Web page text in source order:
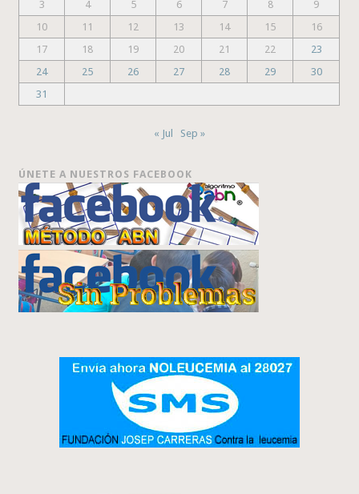
3
4 5 6 7 8
9
10
11 12 13 14 15
16
17
18 19 20 21 22
23
24
25 26 27 28 29
30
31
« Jul Sep »
ÚNETE A NUESTROS FACEBOOK